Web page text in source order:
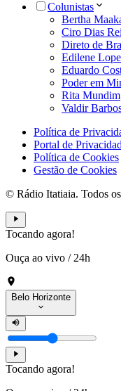
Colunistas
Bertha
Ciro Dias
Direto de
Edilene
Eduardo
Poder em
Rita Mundim
Valdir
Política de
Portal de
Política de Cookies
Gestão de Cookies
© Rádio Itatiaia. Todos
Tocando agora!
Ouça ao vivo / 24h
Belo Horizonte
Tocando agora!